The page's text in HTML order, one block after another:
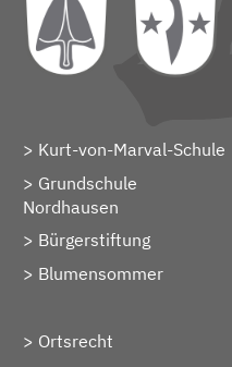
Kurt-von-Marval-Schule
Grundschule
Nordhausen
Bürgerstiftung
Blumensommer
Ortsrecht